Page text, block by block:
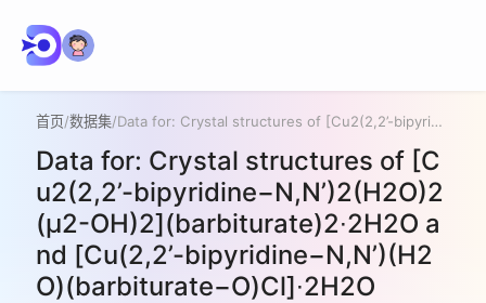
首页/数据集/ Data for: Crystal structures of [Cu2(2,2’-bipyridine−N,N’)2(H2O)2(μ2-OH)2](barbiturate)2∙2H2O and [Cu(2,2’-bipyridine−N,N’)(H2O)(barbiturate−O)Cl]∙2H2O
Data for: Crystal structures of [C
u2(2,2’-bipyridine−N,N’)2(H2O)2
(μ2-OH)2](barbiturate)2∙2H2O a
nd [Cu(2,2’-bipyridine−N,N’)(H2
O)(barbiturate−O)Cl]∙2H2O